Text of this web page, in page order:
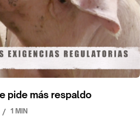
pide más respaldo
/ 1 MIN